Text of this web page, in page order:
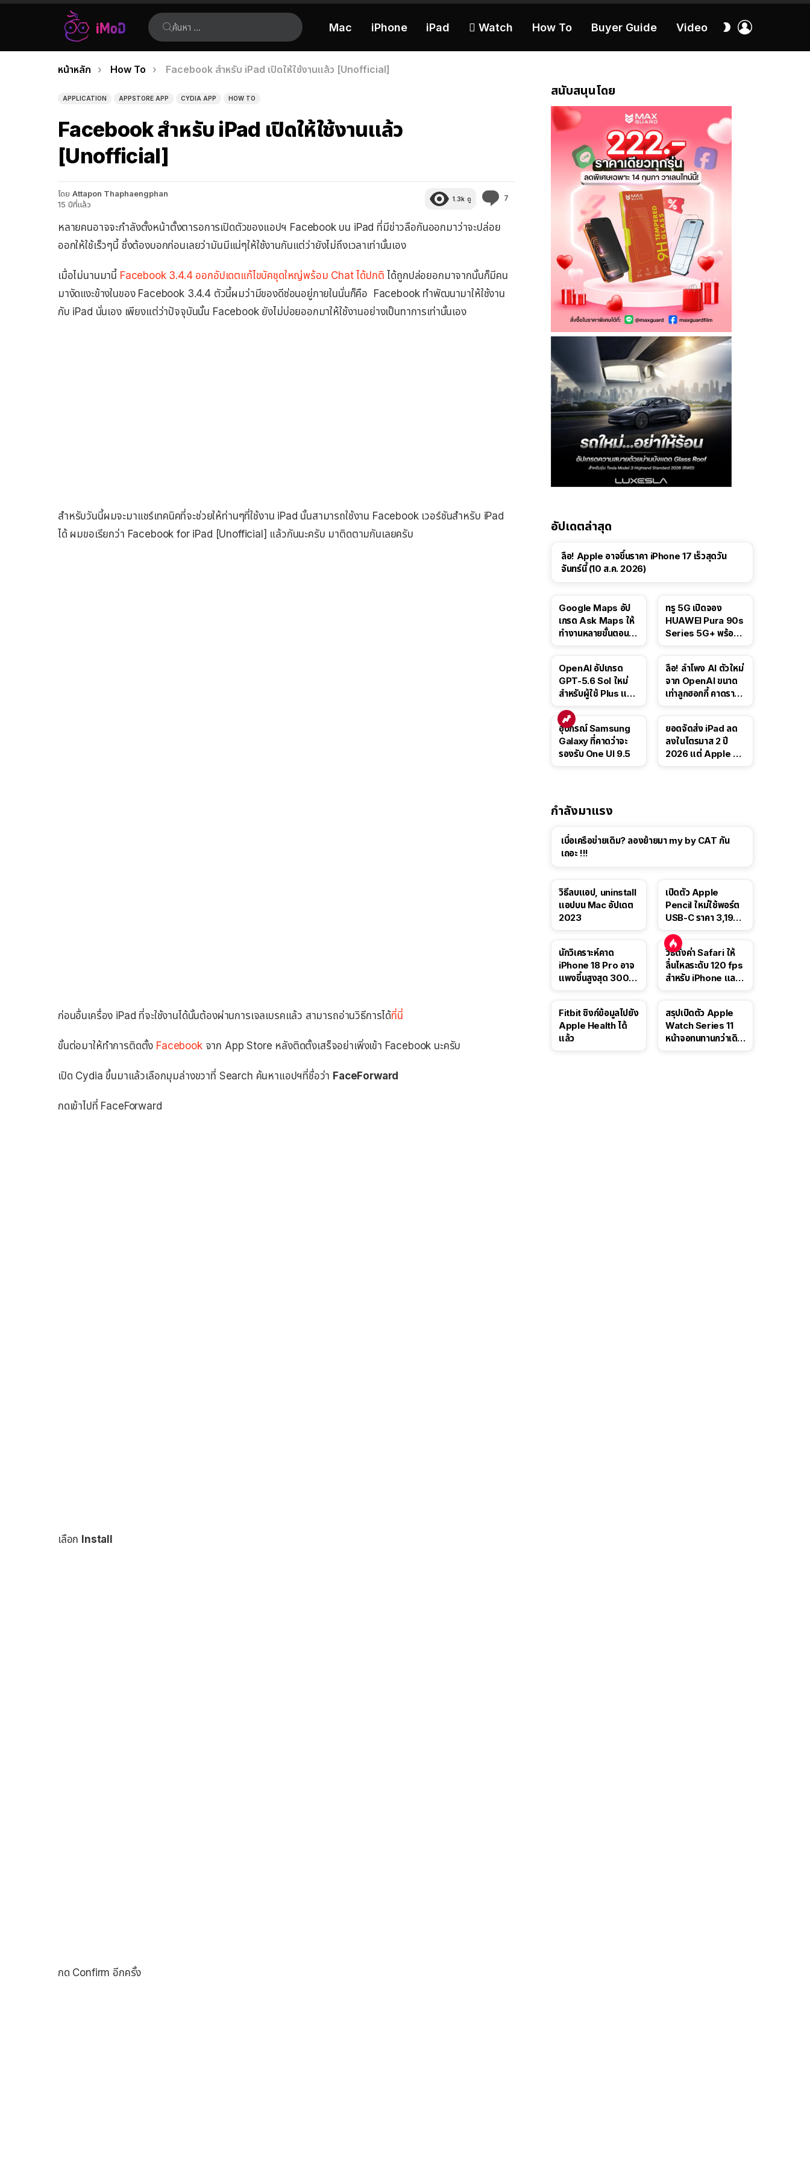
ค้นหา:
Mac iPhone iPad  Watch How To Buyer Guide Video
สลับ
เรื่อง
ล่าสุด
คุณอยู่ที่นี่:
หน้าหลัก How To Facebook สำหรับ iPad เปิดให้ใช้งานแล้ว [Unofficial]
APPLICATION APPSTORE APP CYDIA APP HOW TO
Facebook สำหรับ iPad เปิดให้ใช้งานแล้ว
[Unofficial]
โดย Attapon Thaphaengphan
15 ปีที่แล้ว
1.3k ดู 7
หลายคนอาจจะกำลังตั้งหน้าตั้งตารอการเปิดตัวของแอปฯ Facebook บน iPad ที่มีข่าวลือกันออกมาว่าจะปล่อย
ออกให้ใช้เร็วๆนี้ ซึ่งต้องบอกก่อนเลยว่ามันมีแน่ๆให้ใช้งานกันแต่ว่ายังไม่ถึงเวลาเท่านั้นเอง
เมื่อไม่นานมานี้ Facebook 3.4.4 ออกอัปเดตแก้ไขบัคชุดใหญ่พร้อม Chat ได้ปกติ ได้ถูกปล่อยอกมาจากนั้นก็มีคน
มางัดแงะข้างในของ Facebook 3.4.4 ตัวนี้ผมว่ามีของดีซ่อนอยู่ภายในนั่นก็คือ Facebook ทำพัฒนามาให้ใช้งาน
กับ iPad นั่นเอง เพียงแต่ว่าปัจจุบันนั้น Facebook ยังไม่บ่อยออกมาให้ใช้งานอย่างเป็นทาการเท่านั้นเอง
สำหรับวันนี้ผมจะมาแชร์เทคนิคที่จะช่วยให้ท่านๆที่ใช้งาน iPad นั้นสามารถใช้งาน Facebook เวอร์ชันสำหรับ iPad
ได้ ผมขอเรียกว่า Facebook for iPad [Unofficial] แล้วกันนะครับ มาติดตามกันเลยครับ
ก่อนอื่นเครื่อง iPad ที่จะใช้งานได้นั้นต้องผ่านการเจลเบรคแล้ว สามารถอ่านวิธีการได้ที่นี่
ขั้นต่อมาให้ทำการติดตั้ง Facebook จาก App Store หลังติดตั้งเสร็จอย่าเพิ่งเข้า Facebook นะครับ
เปิด Cydia ขึ้นมาแล้วเลือกมุมล่างขวาที่ Search ค้นหาแอปฯที่ชื่อว่า FaceForward
กดเข้าไปที่ FaceForward
เลือก Install
กด Confirm อีกครั้ง
สนับสนุนโดย
อัปเดตล่าสุด
ลือ! Apple อาจขึ้นราคา iPhone 17 เร็วสุดวัน
จันทร์นี้ (10 ส.ค. 2026)
Google Maps อัป
เกรด Ask Maps ให้
ทำงานหลายขั้นตอนได้
สาธารณะ
ทรู 5G เปิดจอง
HUAWEI Pura 90s
Series 5G+ พร้อม
OpenAI อัปเกรด
GPT-5.6 Sol ใหม่
สำหรับผู้ใช้ Plus และ
5.6 Luna ให้ผู้ใช้ฟรี
ลือ! ลำโพง AI ตัวใหม่
จาก OpenAI ขนาด
เท่าลูกฮอกกี้ คาดราคา
อุปกรณ์ Samsung
Galaxy ที่คาดว่าจะ
รองรับ One UI 9.5
ยอดจัดส่ง iPad ลด
ลงในไตรมาส 2 ปี
2026 แต่ Apple ยัง
กำลังมาแรง
เบื่อเครือข่ายเดิม? ลองย้ายมา my by CAT กัน
เถอะ !!!
วิธีลบแอป, uninstall
แอปบน Mac อัปเดต
2023
เปิดตัว Apple
Pencil ใหม่ใช้พอร์ต
USB-C ราคา 3,190
นี้
นักวิเคราะห์คาด
iPhone 18 Pro อาจ
แพงขึ้นสูงสุด 300
วิธีตั้งค่า Safari ให้
ลื่นไหลระดับ 120 fps
สำหรับ iPhone และ
Fitbit ซิงก์ข้อมูลไปยัง
Apple Health ได้
แล้ว
สรุปเปิดตัว Apple
Watch Series 11
หน้าจอทนทานกว่าเดิม